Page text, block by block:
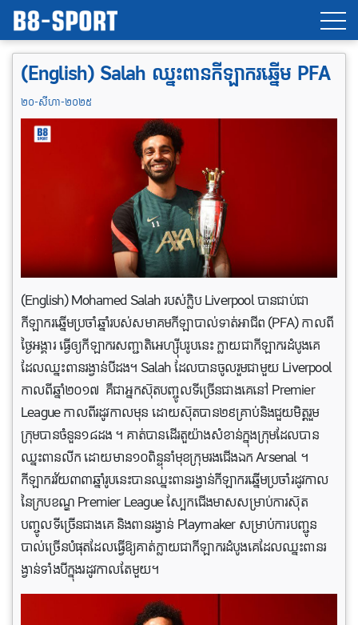
(English) Salah ឈ្នះពានកីឡាករឆ្នើម PFA
២០-សីហា-២០២៥
(English) Mohamed Salah របស់ក្លិប Liverpool បានជាប់ជា
កីឡាករឆ្នើមប្រចាំឆ្នាំរបស់សមាគមកីឡាបាល់ទាត់អាជីព (PFA) កាលពី
ថ្ងៃអង្គារ ធ្វើឲ្យកីឡាករសញ្ជាតិអេហ្ស៊ីបរូបនេះ ក្លាយជាកីឡាករដំបូងគេ
ដែលឈ្នះពានរង្វាន់បីដង។ Salah ដែលបានចូលរួមជាមួយ Liverpool
កាលពីឆ្នាំ២០១៧ គឺជាអ្នកស៊ុតបញ្ចូលទីច្រើនជាងគេនៅ Premier
League កាលពីរដូវកាលមុន ដោយស៊ុតបាន២៩គ្រាប់និងជួយមិត្តរួម
ក្រុមបានចំនួន១៨ដង ។ គាត់បានដើរតួយ៉ាងសំខាន់ក្នុងក្រុមដែលបាន
ឈ្នះពានលីក ដោយមាន១០ពិន្ទុនាំមុខក្រុមរងជើងឯក Arsenal ។
កីឡាករវ័យ៣៣ឆ្នាំរូបនេះបានឈ្នះពានរង្វាន់កីឡាករឆ្នើមប្រចាំរដូវកាល
នៃក្របខណ្ឌ Premier League ស្បែកជើងមាសសម្រាប់ការស៊ុត
បញ្ចូលទីច្រើនជាងគេ និងពានរង្វាន់ Playmaker សម្រាប់ការបញ្ជូន
បាល់ច្រើនបំផុតដែលធ្វើឱ្យគាត់ក្លាយជាកីឡាករដំបូងគេដែលឈ្នះពានរ
ង្វាន់ទាំងបីក្នុងរដូវកាលតែមួយ។